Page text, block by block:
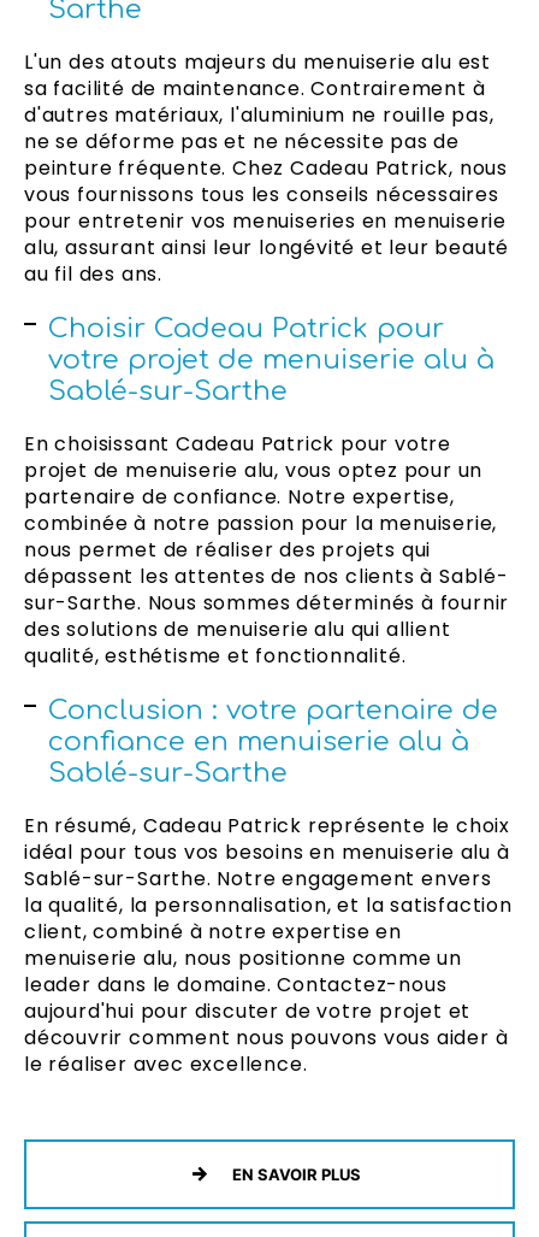
Sarthe
L'un des atouts majeurs du menuiserie alu est
sa facilité de maintenance. Contrairement à
d'autres matériaux, l'aluminium ne rouille pas,
ne se déforme pas et ne nécessite pas de
peinture fréquente. Chez Cadeau Patrick, nous
vous fournissons tous les conseils nécessaires
pour entretenir vos menuiseries en menuiserie
alu, assurant ainsi leur longévité et leur beauté
au fil des ans.
Choisir Cadeau Patrick pour
votre projet de menuiserie alu à
Sablé-sur-Sarthe
En choisissant Cadeau Patrick pour votre
projet de menuiserie alu, vous optez pour un
partenaire de confiance. Notre expertise,
combinée à notre passion pour la menuiserie,
nous permet de réaliser des projets qui
dépassent les attentes de nos clients à Sablé-
sur-Sarthe. Nous sommes déterminés à fournir
des solutions de menuiserie alu qui allient
qualité, esthétisme et fonctionnalité.
Conclusion : votre partenaire de
confiance en menuiserie alu à
Sablé-sur-Sarthe
En résumé, Cadeau Patrick représente le choix
idéal pour tous vos besoins en menuiserie alu à
Sablé-sur-Sarthe. Notre engagement envers
la qualité, la personnalisation, et la satisfaction
client, combiné à notre expertise en
menuiserie alu, nous positionne comme un
leader dans le domaine. Contactez-nous
aujourd'hui pour discuter de votre projet et
découvrir comment nous pouvons vous aider à
le réaliser avec excellence.
EN SAVOIR PLUS